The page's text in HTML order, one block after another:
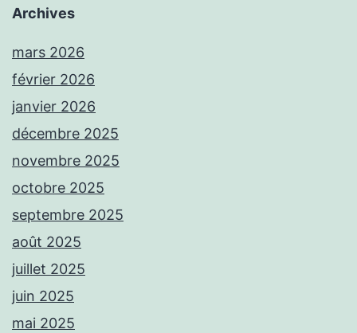
Archives
mars 2026
février 2026
janvier 2026
décembre 2025
novembre 2025
octobre 2025
septembre 2025
août 2025
juillet 2025
juin 2025
mai 2025